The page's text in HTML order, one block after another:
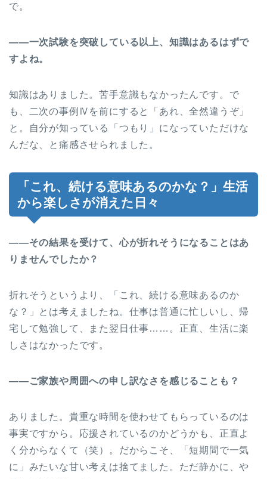
で。
――一次試験を突破している以上、知識はあるはずで
すよね。
知識はありました。苦手意識もなかったんです。で
も、二次の事例Ⅳを前にすると「あれ、全然違うぞ」
と。自分が知っている「つもり」になっていただけな
んだな、と痛感させられました。
「これ、続ける意味あるのかな？」生活
から楽しさが消えた日々
――その結果を受けて、心が折れそうになることはあ
りませんでしたか？
折れそうというより、「これ、続ける意味あるのか
な？」とは考えましたね。仕事は普通に忙しいし、帰
宅して勉強して、また翌日仕事……。正直、生活に楽
しさはなかったです。
――ご家族や周囲への申し訳なさを感じることも？
ありました。貴重な時間を使わせてもらっているのは
事実ですから。応援されているのかどうかも、正直よ
く分からなくて（笑）。だからこそ、「短期間で一気
に」みたいな甘い考えは捨てました。ただ静かに、や